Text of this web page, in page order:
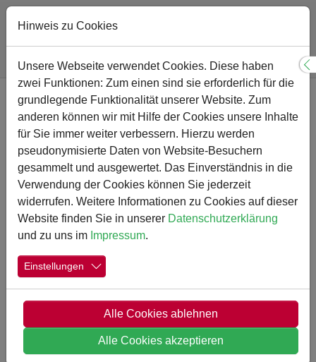
Zum Hauptinhalt springen
Sie sind hier:
Gymnasium Menschen Weitere Mitarbeiter
Weitere Mitarbeiter
Hinweis zu Cookies
Unsere Webseite verwendet Cookies. Diese haben
zwei Funktionen: Zum einen sind sie erforderlich für die
grundlegende Funktionalität unserer Website. Zum
anderen können wir mit Hilfe der Cookies unsere Inhalte
für Sie immer weiter verbessern. Hierzu werden
pseudonymisierte Daten von Website-Besuchern
gesammelt und ausgewertet. Das Einverständnis in die
Verwendung der Cookies können Sie jederzeit
widerrufen. Weitere Informationen zu Cookies auf dieser
Website finden Sie in unserer Datenschutzerklärung
und zu uns im Impressum.
Einstellungen
Alle Cookies ablehnen
Alle Cookies akzeptieren